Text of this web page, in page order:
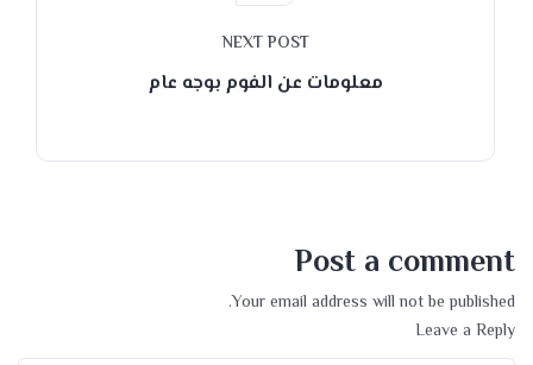
NEXT POST
معلومات عن الفوم بوجه عام
Post a comment
Your email address will not be published.
Leave a Reply